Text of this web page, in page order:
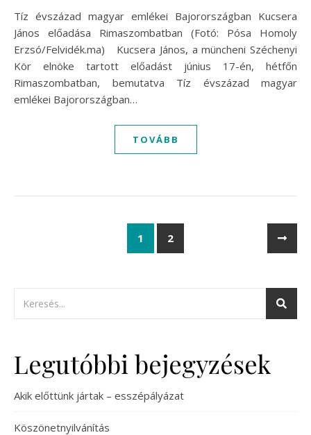
Tíz évszázad magyar emlékei Bajorországban Kucsera
János előadása Rimaszombatban (Fotó: Pósa Homoly
Erzsó/Felvidék.ma) Kucsera János, a müncheni Széchenyi
Kör elnöke tartott előadást június 17-én, hétfőn
Rimaszombatban, bemutatva Tíz évszázad magyar
emlékei Bajorországban…
TOVÁBB
1 2
Legutóbbi bejegyzések
Akik előttünk jártak – esszépályázat
Köszönetnyilvánítás